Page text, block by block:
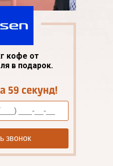
кофе от
в подарок.
59 секунд!
звонок